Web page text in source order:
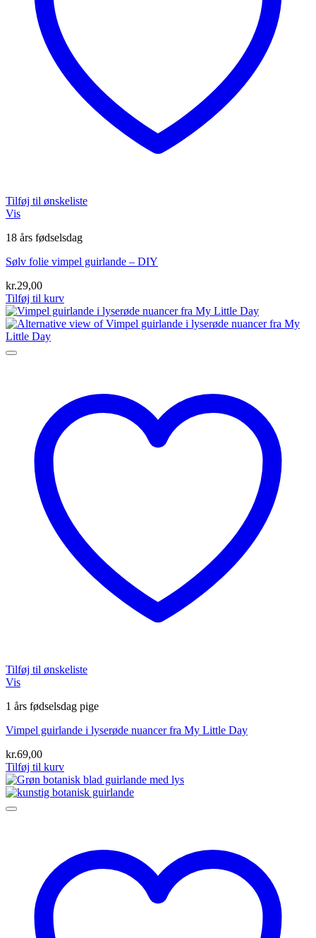
Tilføj til ønskeliste
Vis
18 års fødselsdag
Sølv folie vimpel guirlande – DIY
kr.29,00
Tilføj til kurv
Tilføj til ønskeliste
Vis
1 års fødselsdag pige
Vimpel guirlande i lyserøde nuancer fra My Little Day
kr.69,00
Tilføj til kurv